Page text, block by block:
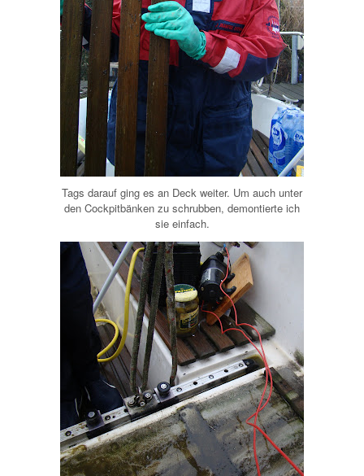
Tags darauf ging es an Deck weiter. Um auch unter
den Cockpitbänken zu schrubben, demontierte ich
sie einfach.